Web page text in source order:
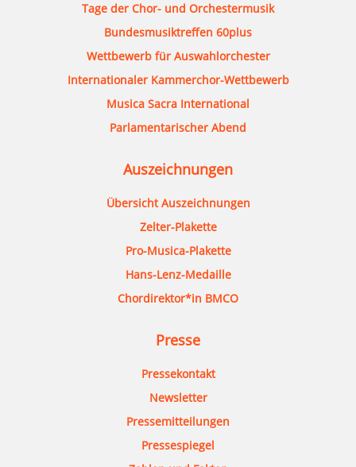
Tage der Chor- und Orchestermusik
Bundesmusiktreffen 60plus
Wettbewerb für Auswahlorchester
Internationaler Kammerchor-Wettbewerb
Musica Sacra International
Parlamentarischer Abend
Auszeichnungen
Übersicht Auszeichnungen
Zelter-Plakette
Pro-Musica-Plakette
Hans-Lenz-Medaille
Chordirektor*in BMCO
Presse
Pressekontakt
Newsletter
Pressemitteilungen
Pressespiegel